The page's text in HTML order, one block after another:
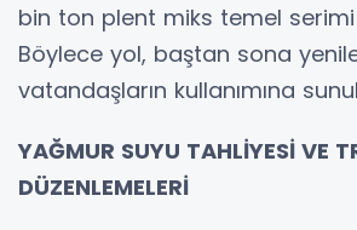
bin ton plent miks temel
Böylece yol, baştan sona
vatandaşların kullanımına
YAĞMUR SUYU TAHLİYESİ VE
DÜZENLEMELERİ